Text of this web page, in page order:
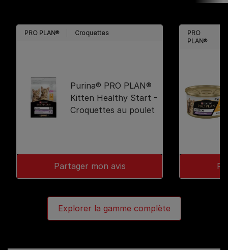
PRO PLAN® Croquettes
Purina® PRO PLAN®
Kitten Healthy Start -
Croquettes au poulet
Partager mon avis
PRO
PLAN®
Explorer la gamme complète